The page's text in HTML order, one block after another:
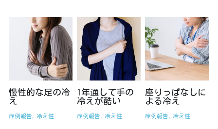
オーダーメイドコース
慢性的な足の冷
え
症例報告, 冷え性
1年通して手の
冷えが酷い
症例報告, 冷え性
座りっぱなしに
よる冷え
症例報告, 冷え性